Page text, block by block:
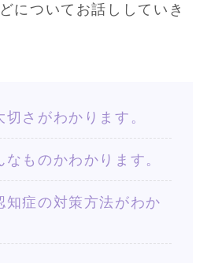
についてお話ししていき
さがわかります。
ものかわかります。
知症の対策方法がわか